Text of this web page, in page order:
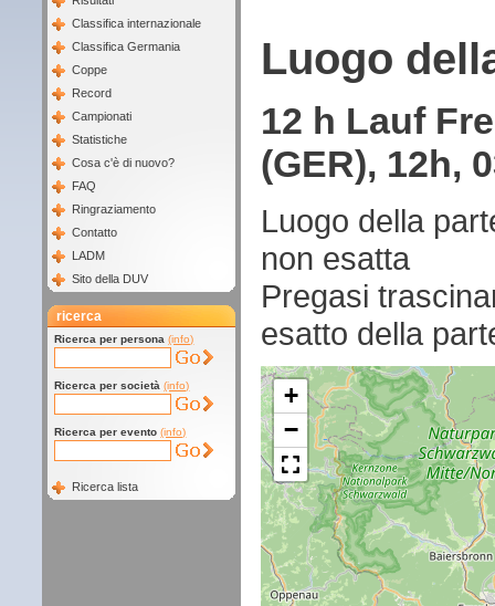
Classifica internazionale
Classifica Germania
Coppe
Record
Campionati
Statistiche
Cosa c'è di nuovo?
FAQ
Ringraziamento
Contatto
LADM
Sito della DUV
ricerca
Ricerca per persona (info)
Ricerca per società (info)
Ricerca per evento (info)
Ricerca lista
Luogo
12 h Lauf
(GER), 12h,
Luogo della
non esatta
Pregasi
esatto della
+
−